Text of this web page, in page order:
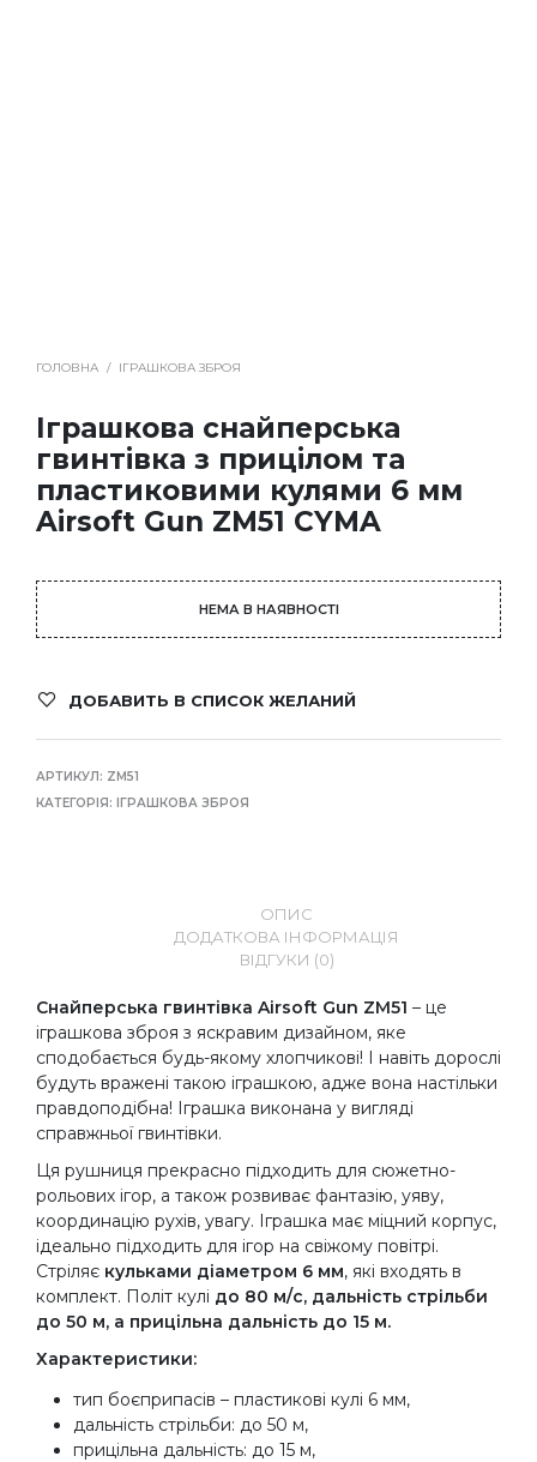
ГОЛОВНА / ІГРАШКОВА ЗБРОЯ
Іграшкова снайперська
гвинтівка з прицілом та
пластиковими кулями 6 мм
Airsoft Gun ZM51 CYMA
НЕМА В НАЯВНОСТІ
ДОБАВИТЬ В СПИСОК ЖЕЛАНИЙ
АРТИКУЛ: ZM51
КАТЕГОРІЯ: ІГРАШКОВА ЗБРОЯ
ОПИС
ДОДАТКОВА ІНФОРМАЦІЯ
ВІДГУКИ (0)
Снайперська гвинтівка Airsoft Gun ZM51 – це
іграшкова зброя з яскравим дизайном, яке
сподобається будь-якому хлопчикові! І навіть дорослі
будуть вражені такою іграшкою, адже вона настільки
правдоподібна! Іграшка виконана у вигляді
справжньої гвинтівки.
Ця рушниця прекрасно підходить для сюжетно-
рольових ігор, а також розвиває фантазію, уяву,
координацію рухів, увагу. Іграшка має міцний корпус,
ідеально підходить для ігор на свіжому повітрі.
Стріляє кульками діаметром 6 мм, які входять в
комплект. Політ кулі до 80 м/с, дальність стрільби
до 50 м, а прицільна дальність до 15 м.
Характеристики:
тип боєприпасів – пластикові кулі 6 мм,
дальність стрільби: до 50 м,
прицільна дальність: до 15 м,